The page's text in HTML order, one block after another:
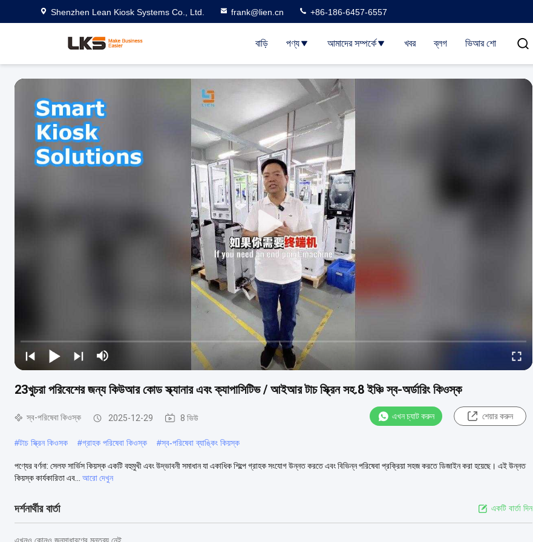
Shenzhen Lean Kiosk Systems Co., Ltd. frank@lien.cn +86-186-6457-6557
বাড়ি পণ্য আমাদের সম্পর্কে খবর ব্লগ ভিআর শো
23খুচরা পরিবেশের জন্য কিউআর কোড স্ক্যানার এবং ক্যাপাসিটিভ / আইআর টাচ স্ক্রিন সহ.8 ইঞ্চি স্ব-অর্ডারিং কিওস্ক
স্ব-পরিষেবা কিওস্ক 2025-12-29 8 ভিউ এখন চ্যাট করুন শেয়ার করুন
#টাচ স্ক্রিন কিওসক #গ্রাহক পরিষেবা কিওস্ক #স্ব-পরিষেবা ব্যাঙ্কিং কিয়স্ক
পণ্যের বর্ণনা: সেলফ সার্ভিস কিয়স্ক একটি বহুমুখী এবং উদ্ভাবনী সমাধান যা একাধিক শিল্পে গ্রাহক সংযোগ উন্নত করতে এবং বিভিন্ন পরিষেবা প্রক্রিয়া সহজ করতে ডিজাইন করা হয়েছে। এই উন্নত
কিয়স্ক কার্যকারিতা এব...
আরো দেখুন
দর্শনার্থীর বার্তা একটি বার্তা দিন
এখনও কোনও জনসাধারণের মন্তব্য নেই